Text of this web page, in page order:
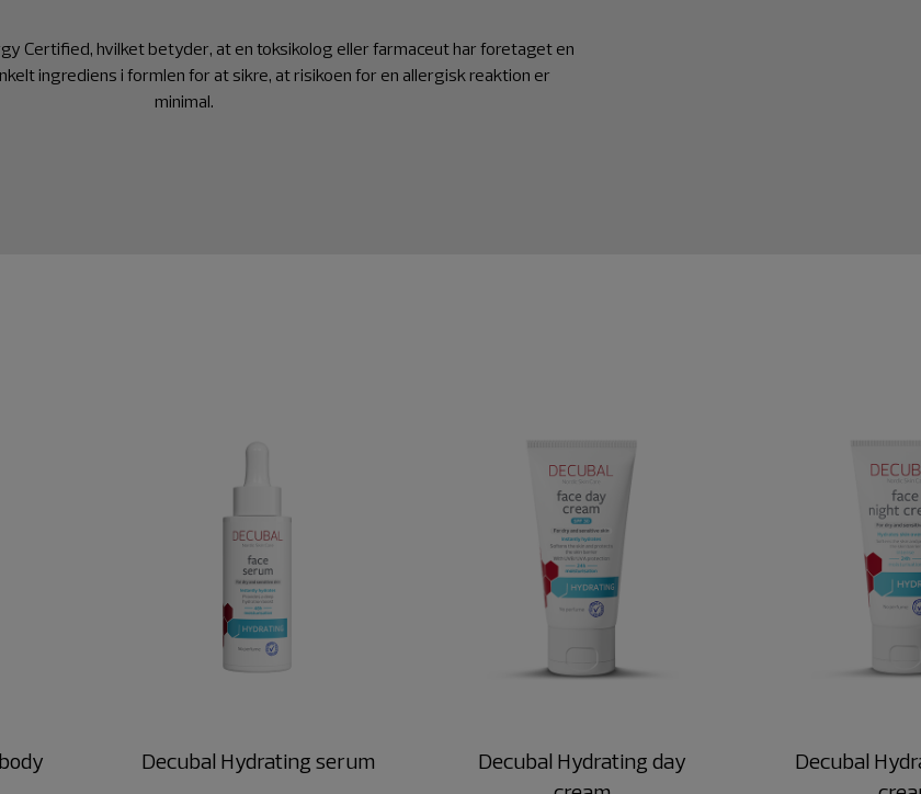
Certified, hvilket betyder, at en toksikolog eller farmaceut har foretaget en
ingrediens i formlen for at sikre, at risikoen for en allergisk reaktion er
minimal.
Decubal Hydrating serum
Decubal Hydrating day
Decubal